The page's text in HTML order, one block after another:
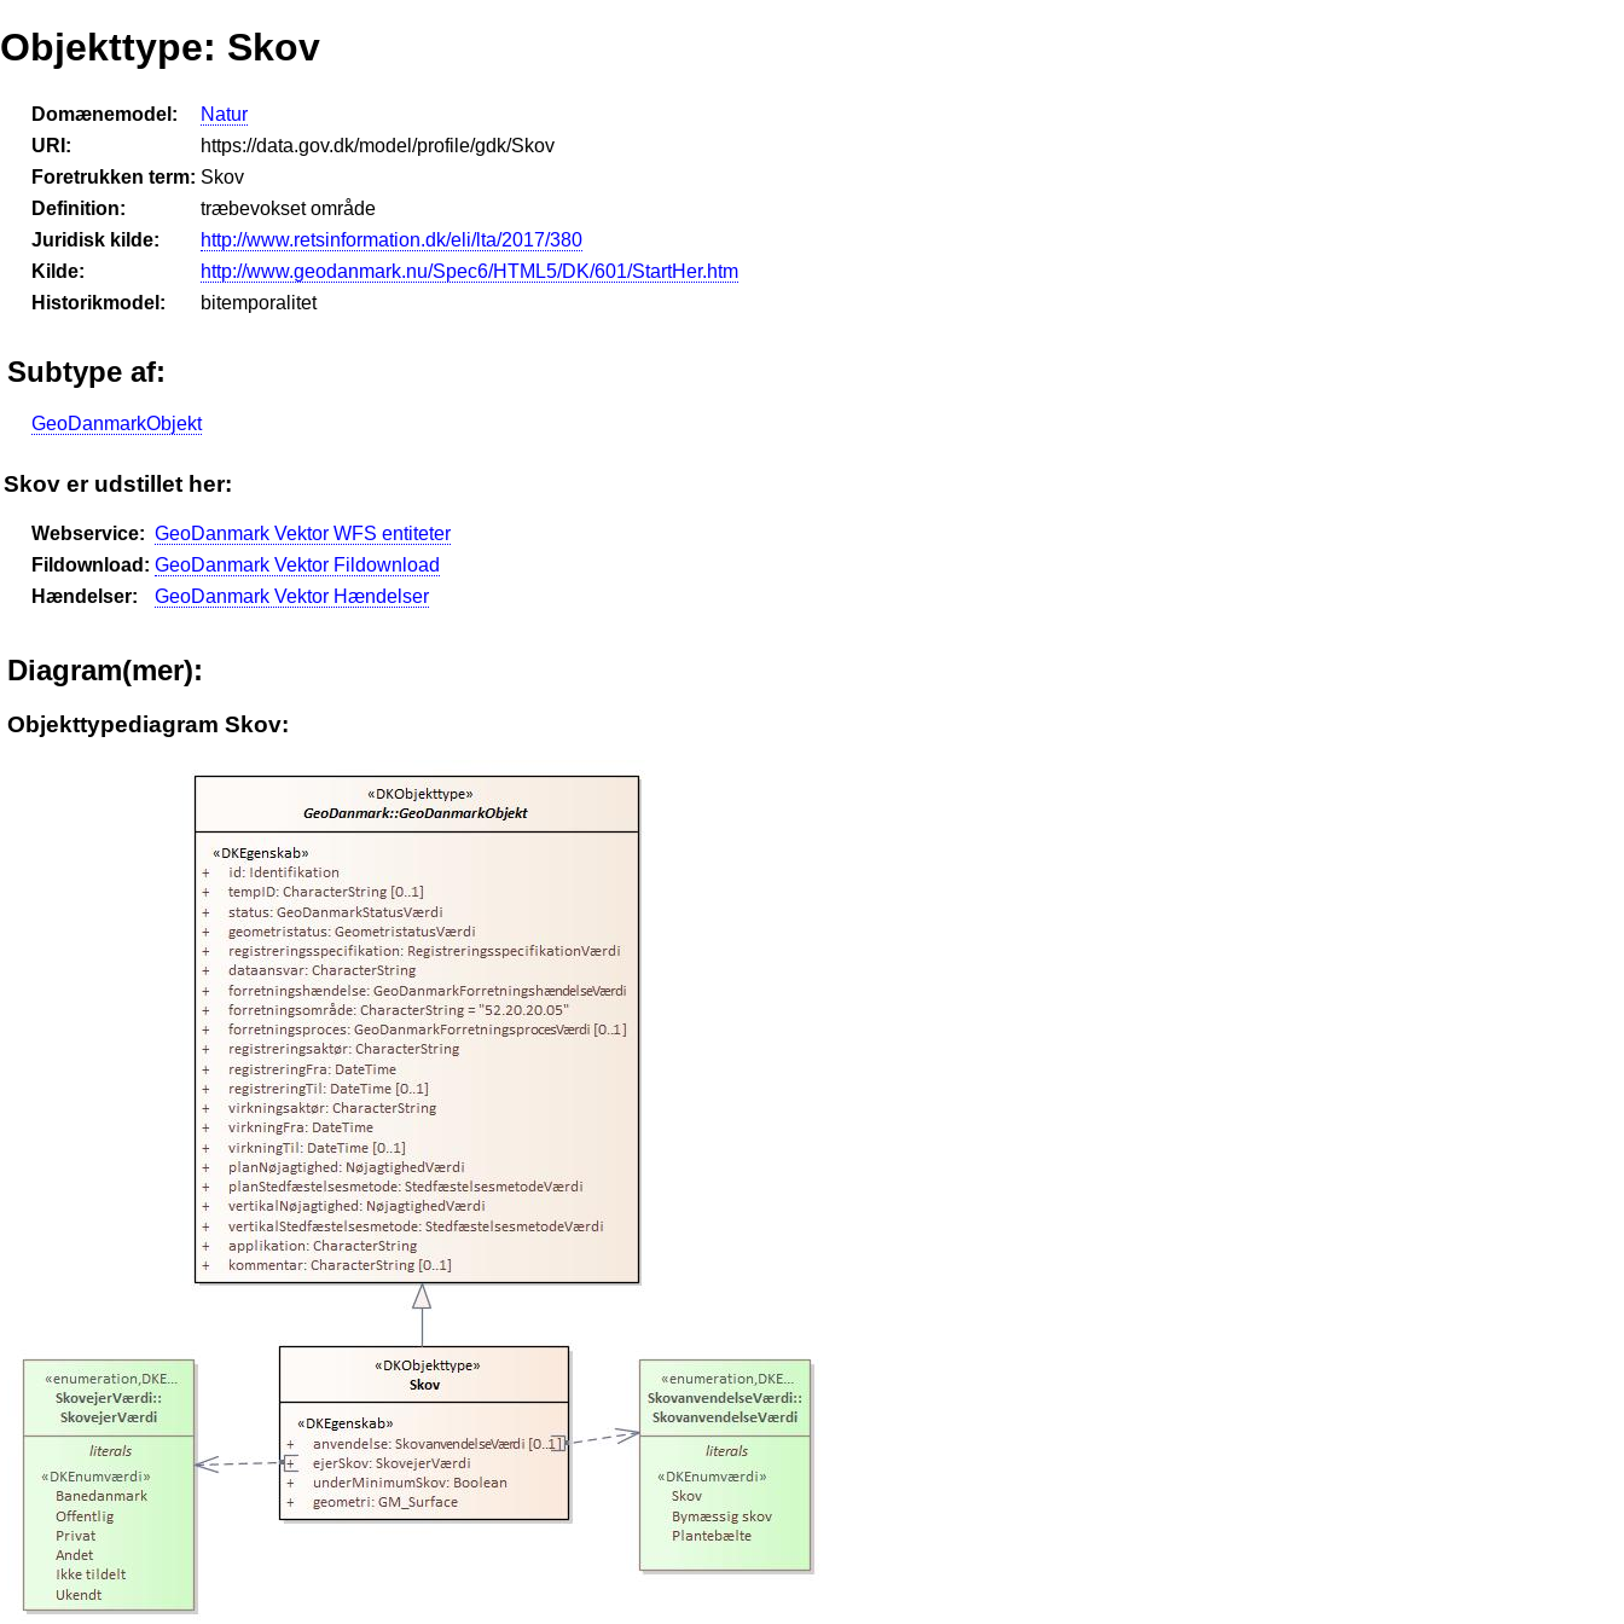
Objekttype: Skov
Domænemodel:
Natur
URI:
https://data.gov.dk/model/profile/gdk/Skov
Foretrukken term: Skov
Definition:
træbevokset område
Juridisk kilde:
http://www.retsinformation.dk/eli/lta/2017/380
Kilde:
http://www.geodanmark.nu/Spec6/HTML5/DK/601/StartHer.htm
Historikmodel:
bitemporalitet
Subtype af:
GeoDanmarkObjekt
Skov er udstillet her:
Webservice: GeoDanmark Vektor WFS entiteter
Fildownload: GeoDanmark Vektor Fildownload
Hændelser:
GeoDanmark Vektor Hændelser
Diagram(mer):
Objekttypediagram Skov: